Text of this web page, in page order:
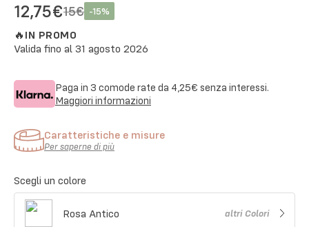
12,75€15€ -15%
🔥 IN PROMO
Valida fino al 31 agosto 2026
Paga in 3 comode rate da 4,25€ senza interessi.
Maggiori informazioni
Caratteristiche e misure
Per saperne di più
Scegli un colore
Rosa Antico altriColori